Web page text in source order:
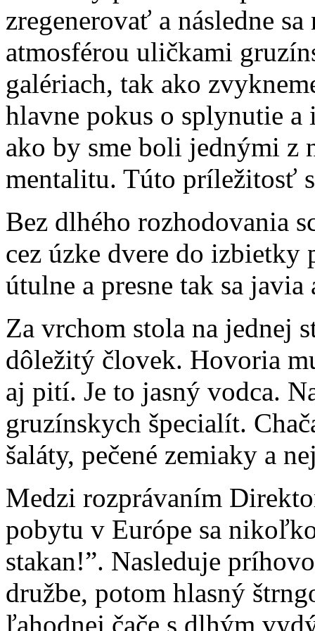
zregenerovať a následne
atmosférou uličkami
galériach, tak ako
hlavne pokus o splynutie
ako by sme boli jednými z
mentalitu. Túto príležitosť
Bez dlhého rozhodovania
cez úzke dvere do izbietky
útulne a presne tak sa
Za vrchom stola na jednej
dôležitý človek. Hovoria
aj pití. Je to jasný vodca.
gruzínskych špecialít.
šaláty, pečené zemiaky a
Medzi rozprávaním
pobytu v Európe sa
stakan!”. Nasleduje
družbe, potom hlasný
ľahodnej čače s dlhým